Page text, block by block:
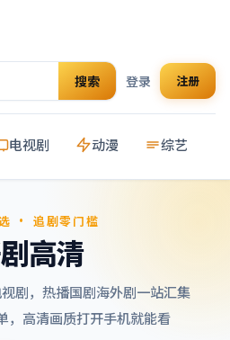
搜索 登录 注册
电视剧 动漫 综艺
· 追剧零门槛
高清
剧，热播国剧海外剧一站汇集
，高清画质打开手机就能看